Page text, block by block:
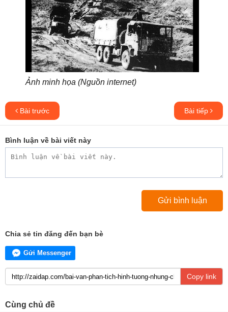
Ảnh minh họa (Nguồn internet)
Bài trước Bài tiếp
Bình luận về bài viết này
Chia sẻ tin đăng đến bạn bè
Gửi Messenger
Copy link
Cùng chủ đề